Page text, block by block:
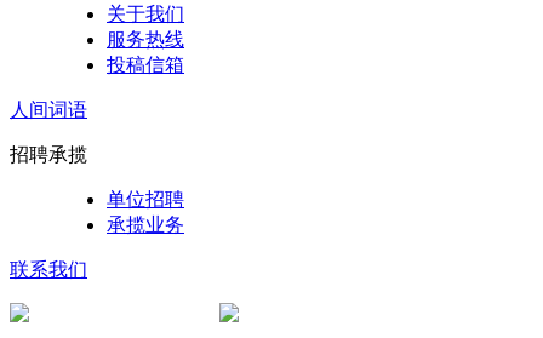
关于我们
服务热线
投稿信箱
人间词语
招聘承揽
单位招聘
承揽业务
联系我们